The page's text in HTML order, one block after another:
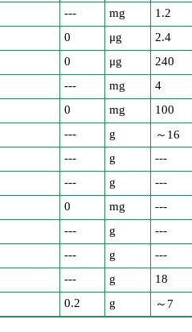
--- mg
1.2
0 μg
2.4
0 μg
240
--- mg
4
0 mg
100
--- g
～16
--- g
---
--- g
---
0 mg
---
--- g
---
--- g
---
--- g
18
0.2 g ～7